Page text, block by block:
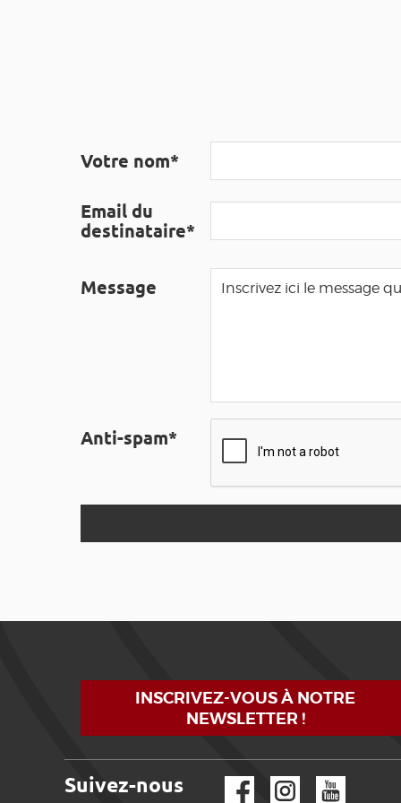
Votre nom*
Email du
destinataire*
Message
Anti-spam*
INSCRIVEZ-VOUS À NOTRE
NEWSLETTER !
Suivez-nous